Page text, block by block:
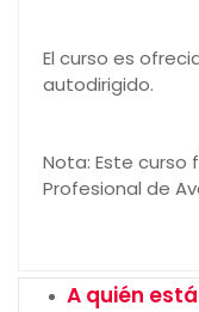
El curso es
autodirigido.
Nota: Este
Profesional de
A quién